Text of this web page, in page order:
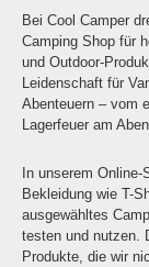
Bei Cool Camper
Camping Shop für
und Outdoor-
Leidenschaft für
Abenteuern – vom
Lagerfeuer am
In unserem
Bekleidung wie T-
ausgewähltes
testen und nutzen.
Produkte, die wir